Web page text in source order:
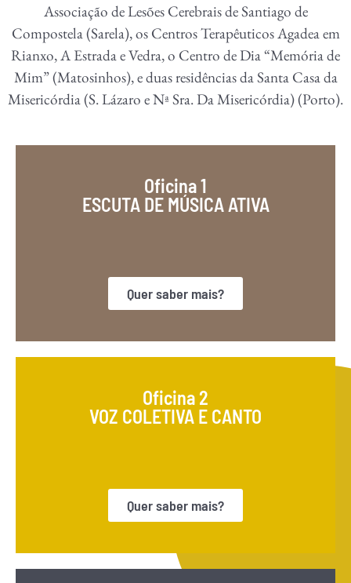
Associação de Lesões Cerebrais de Santiago de
Compostela (Sarela), os Centros Terapêuticos Agadea em
Rianxo, A Estrada e Vedra, o Centro de Dia “Memória de
Mim” (Matosinhos), e duas residências da Santa Casa da
Misericórdia (S. Lázaro e Nª Sra. Da Misericórdia) (Porto).
Oficina 1
ESCUTA DE MÚSICA ATIVA
Quer saber mais?
Oficina 2
VOZ COLETIVA E CANTO
Quer saber mais?